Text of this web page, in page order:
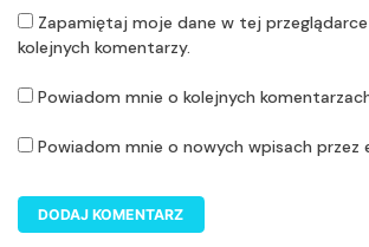
Zapamiętaj moje dane w tej
kolejnych komentarzy.
Powiadom mnie o kolejnych
Powiadom mnie o nowych wpisach przez